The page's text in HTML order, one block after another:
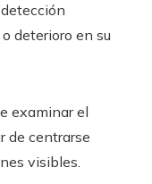
deterioro en su
examinar el
de centrarse
visibles.